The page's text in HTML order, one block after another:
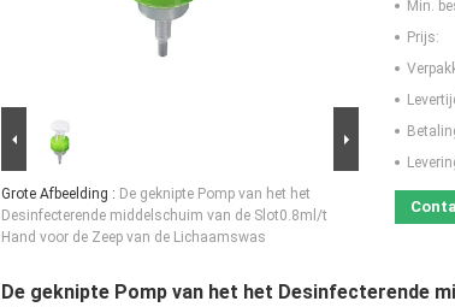
Grote Afbeelding : De geknipte Pomp van het het
Desinfecterende middelschuim van de Slot0.8ml/t
Hand voor de Zeep van de Lichaamswas
Min.
Prijs:
De geknipte Pomp van het het Desinfecterende